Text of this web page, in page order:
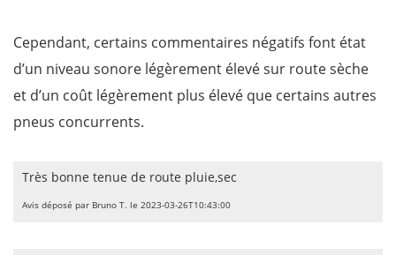
Cependant, certains commentaires négatifs font état
d’un niveau sonore légèrement élevé sur route sèche
et d’un coût légèrement plus élevé que certains autres
pneus concurrents.
Très bonne tenue de route pluie,sec
Avis déposé par Bruno T. le 2023-03-26T10:43:00